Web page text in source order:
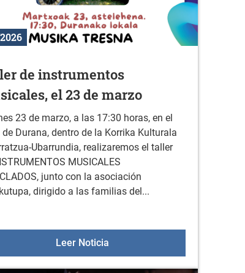
y 22 de abril
de instrumentos
el 23 de marzo
23 de marzo, a las 17:30 horas, en el
Durana, dentro de la Korrika Kulturala
Ubarrundia, realizaremos el taller
MUSICALES
junto con la asociación
dirigido a las familias del...
Leer Noticia